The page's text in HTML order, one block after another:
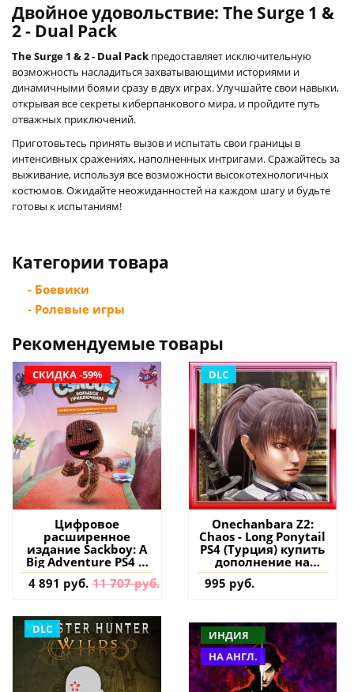
Двойное удовольствие: The Surge 1 &
2 - Dual Pack
The Surge 1 & 2 - Dual Pack предоставляет исключительную
возможность насладиться захватывающими историями и
динамичными боями сразу в двух играх. Улучшайте свои навыки,
открывая все секреты киберпанкового мира, и пройдите путь
отважных приключений.
Приготовьтесь принять вызов и испытать свои границы в
интенсивных сражениях, наполненных интригами. Сражайтесь за
выживание, используя все возможности высокотехнологичных
костюмов. Ожидайте неожиданностей на каждом шагу и будьте
готовы к испытаниям!
Категории товара
- Боевики
- Ролевые игры
Рекомендуемые товары
СКИДКА -59%
Цифровое
расширенное
издание Sackboy: A
Big Adventure PS4 &
PS5 (Турция) купить
игру на аккаунт
4 891 руб. 11 707 руб.
DLC
Onechanbara Z2:
Chaos - Long Ponytail
PS4 (Турция) купить
дополнение на
аккаунт
995 руб.
DLC
ИНДИЯ
НА АНГЛ.